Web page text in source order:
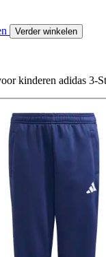
Verder winkelen
kinderen adidas 3-